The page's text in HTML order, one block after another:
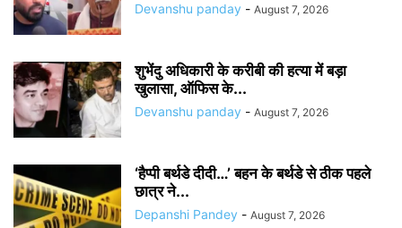
Devanshu panday - August 7, 2026
शुभेंदु अधिकारी के करीबी की हत्या में बड़ा
खुलासा, ऑफिस के...
Devanshu panday - August 7, 2026
‘हैप्पी बर्थडे दीदी…’ बहन के बर्थडे से ठीक पहले
छात्र ने...
Depanshi Pandey - August 7, 2026